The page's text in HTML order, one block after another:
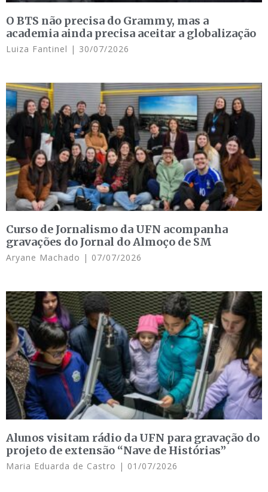
O BTS não precisa do Grammy, mas a
academia ainda precisa aceitar a globalização
Luiza Fantinel 30/07/2026
Curso de Jornalismo da UFN acompanha
gravações do Jornal do Almoço de SM
Aryane Machado 07/07/2026
Alunos visitam rádio da UFN para gravação do
projeto de extensão “Nave de Histórias”
Maria Eduarda de Castro 01/07/2026